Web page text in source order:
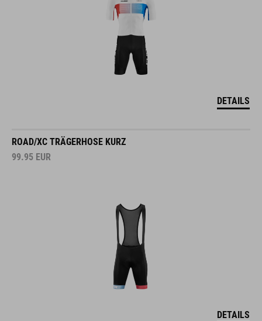
DETAILS
ROAD/XC TRÄGERHOSE KURZ
99.95 EUR
DETAILS